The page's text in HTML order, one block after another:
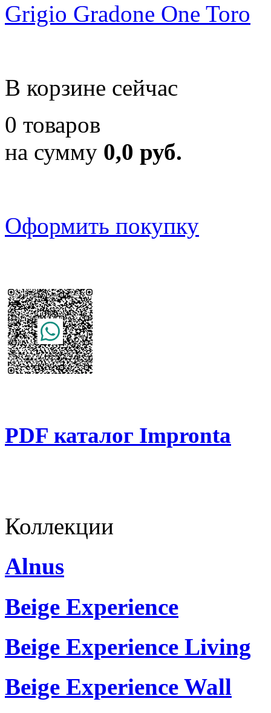
Grigio Gradone One Toro
В корзине сейчас
0 товаров
на сумму 0,0 руб.
Оформить покупку
PDF каталог Impronta
Коллекции
Alnus
Beige Experience
Beige Experience Living
Beige Experience Wall